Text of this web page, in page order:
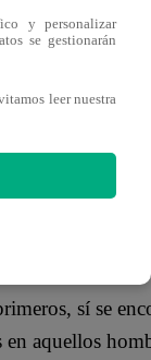
la
de
Open, se
tumores en
sí se
aquellos
y personalizar
se gestionarán
leer nuestra